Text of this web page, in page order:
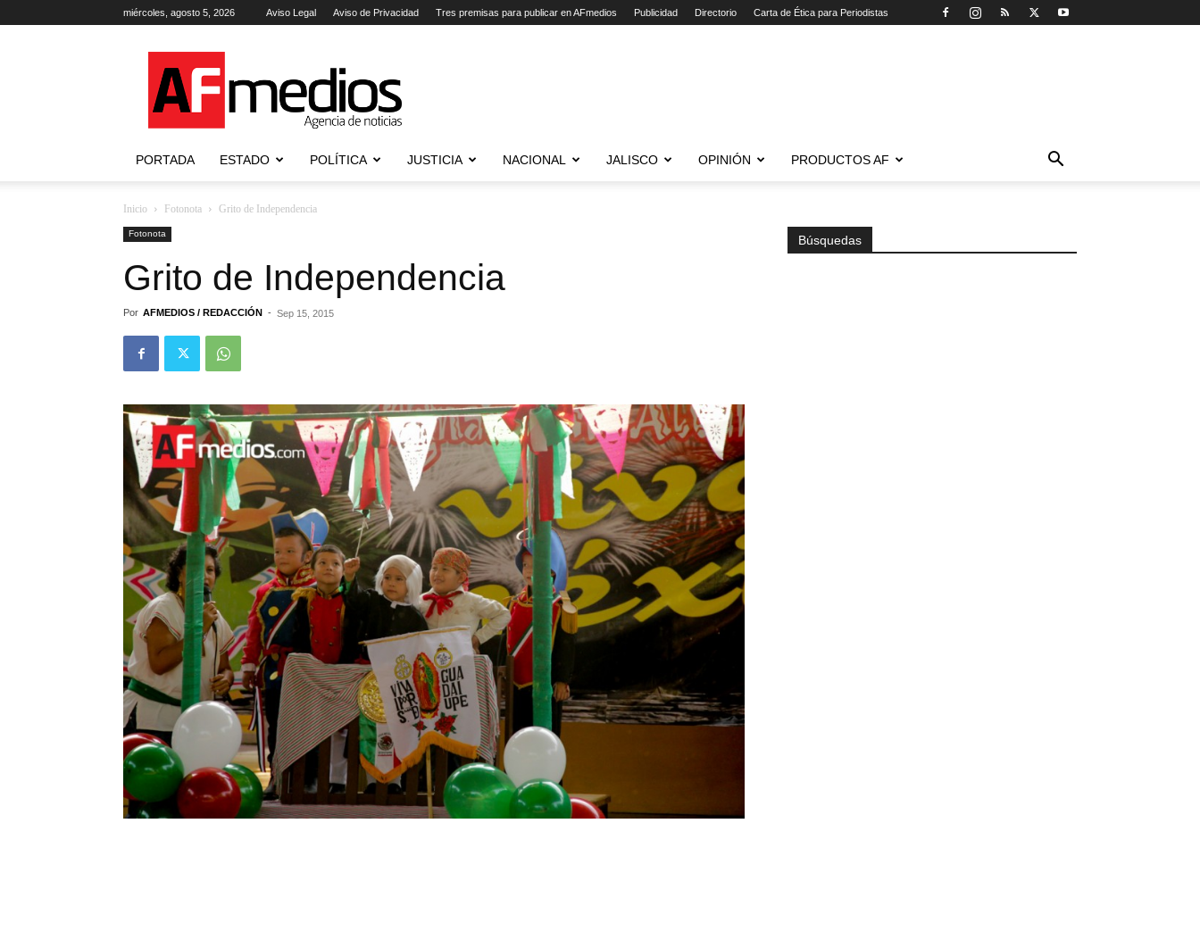
miércoles, agosto 5, 2026 Aviso Legal Aviso de Privacidad Tres premisas para publicar en AFmedios Publicidad Directorio Carta de Ética para Periodistas
Agencia
de
Noticias
PORTADA ESTADO POLÍTICA JUSTICIA NACIONAL JALISCO OPINIÓN PRODUCTOS AF
Inicio Fotonota Grito de Independencia
Fotonota
Grito de Independencia
Por AFMEDIOS / REDACCIÓN - Sep 15, 2015
Búsquedas